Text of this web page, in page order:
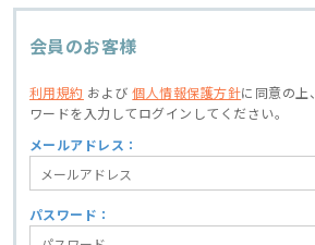
会員のお客様
利用規約 および個人情報保護方針に同意の上、
ワードを入力してログインしてください。
メールアドレス：
パスワード：